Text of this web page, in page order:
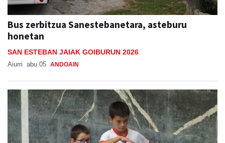
Bus zerbitzua Sanestebanetara, asteburu
honetan
SAN ESTEBAN JAIAK GOIBURUN 2026
Aiurri abu 05 ANDOAIN